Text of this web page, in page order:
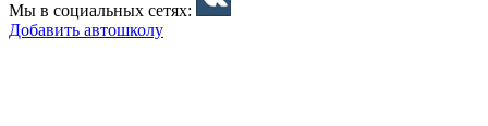
Мы в социальных сетях:
Добавить автошколу